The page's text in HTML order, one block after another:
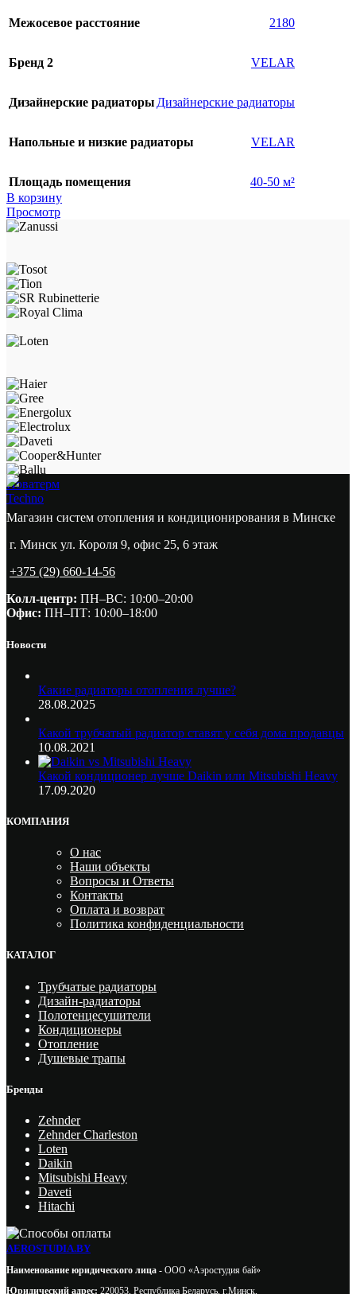
Межосевое расстояние 2180
Бренд 2 VELAR
Дизайнерские радиаторыДизайнерские радиаторы
Напольные и низкие радиаторы VELAR
Площадь помещения
40-50 м²
В корзину
Просмотр
Новатерм
Techno
Магазин систем отопления и кондиционирования в Минске
г. Минск ул. Короля 9, офис 25, 6 этаж
+375 (29) 660-14-56
Колл-центр: ПН–ВС: 10:00–20:00​
Офис: ПН–ПТ: 10:00–18:00
Новости
Какие радиаторы отопления лучше?
28.08.2025
Какой трубчатый радиатор ставят у себя дома продавцы
10.08.2021
Какой кондиционер лучше Daikin или Mitsubishi Heavy
17.09.2020
КОМПАНИЯ
О нас
Наши объекты
Вопросы и Ответы
Контакты
Оплата и возврат
Политика конфиденциальности
КАТАЛОГ
Трубчатые радиаторы
Дизайн-радиаторы
Полотенцесушители
Кондиционеры
Отопление
Душевые трапы
Бренды
Zehnder
Zehnder Charleston
Loten
Daikin
Mitsubishi Heavy
Daveti
Hitachi
AEROSTUDIA.BY
Наименование юридического лица - ООО «Аэростудия бай»
Юридический адрес: 220053, Республика Беларусь, г.Минск,